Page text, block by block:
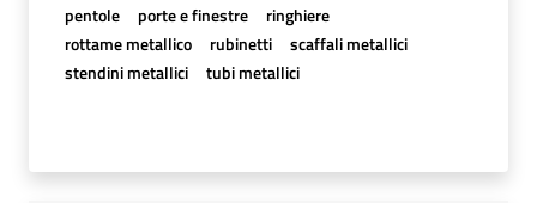
pentole
porte e finestre
ringhiere
rottame metallico
rubinetti
scaffali metallici
stendini metallici
tubi metallici